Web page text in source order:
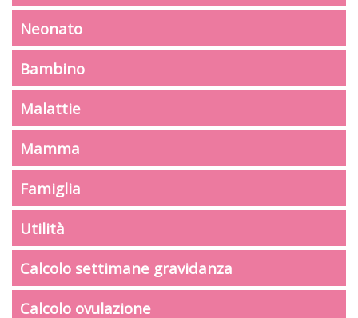
Neonato
Bambino
Malattie
Mamma
Famiglia
Utilità
Calcolo settimane gravidanza
Calcolo ovulazione